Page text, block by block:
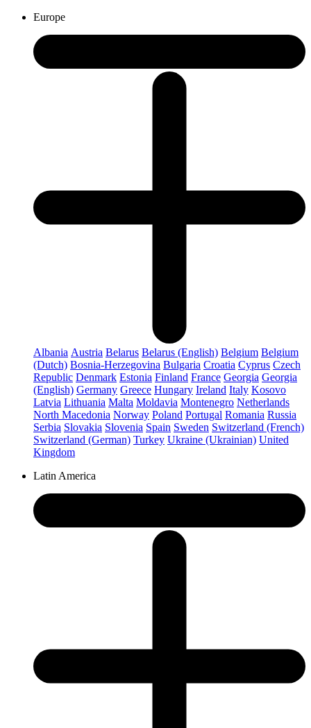
Europe
Albania Austria Belarus Belarus (English) Belgium Belgium
(Dutch) Bosnia-Herzegovina Bulgaria Croatia Cyprus Czech
Republic Denmark Estonia Finland France Georgia Georgia
(English) Germany Greece Hungary Ireland Italy Kosovo
Latvia Lithuania Malta Moldavia Montenegro Netherlands
North Macedonia Norway Poland Portugal Romania Russia
Serbia Slovakia Slovenia Spain Sweden Switzerland (French)
Switzerland (German) Turkey Ukraine (Ukrainian) United
Kingdom
Latin America